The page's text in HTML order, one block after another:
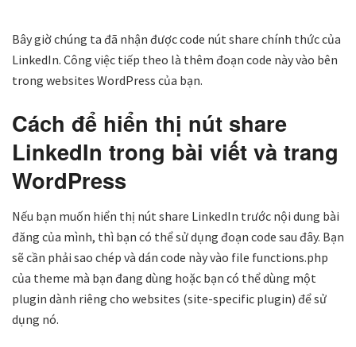
Bây giờ chúng ta đã nhận được code nút share chính thức của
LinkedIn. Công việc tiếp theo là thêm đoạn code này vào bên
trong websites WordPress của bạn.
Cách để hiển thị nút share
LinkedIn trong bài viết và trang
WordPress
Nếu bạn muốn hiển thị nút share LinkedIn trước nội dung bài
đăng của mình, thì bạn có thể sử dụng đoạn code sau đây. Bạn
sẽ cần phải sao chép và dán code này vào file functions.php
của theme mà bạn đang dùng hoặc bạn có thể dùng một
plugin dành riêng cho websites (site-specific plugin) để sử
dụng nó.